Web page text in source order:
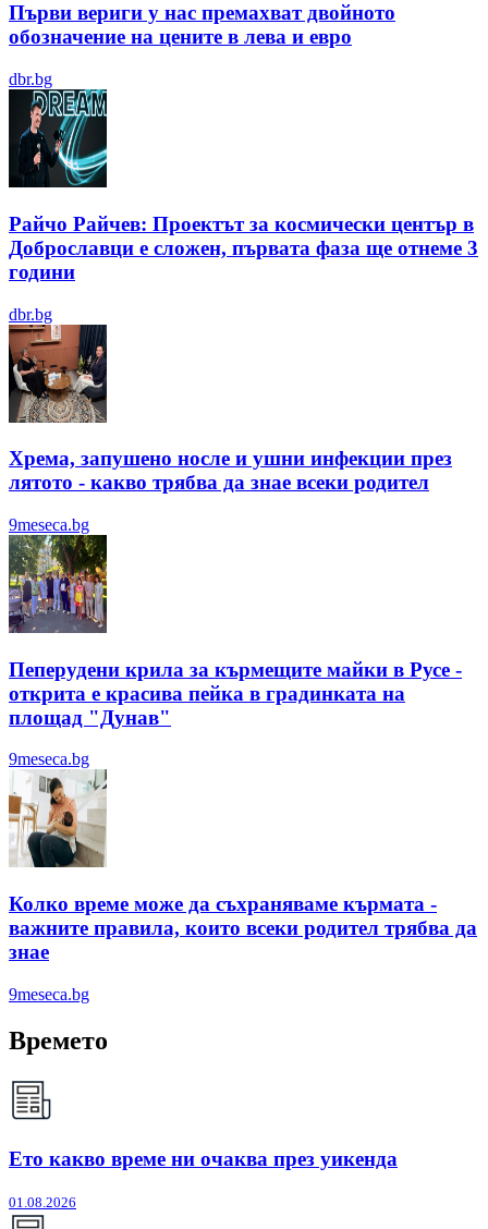
Първи вериги у нас премахват двойното
обозначение на цените в лева и евро
dbr.bg
Райчо Райчев: Проектът за космически център в
Доброславци е сложен, първата фаза ще отнеме 3
години
dbr.bg
Хрема, запушено носле и ушни инфекции през
лятотo - какво трябва да знае всеки родител
9meseca.bg
Пеперудени крила за кърмещите майки в Русе -
открита е красива пейка в градинката на
площад "Дунав"
9meseca.bg
Колко време може да съхраняваме кърмата -
важните правила, които всеки родител трябва да
знае
9meseca.bg
Времето
Ето какво време ни очаква през уикенда
01.08.2026